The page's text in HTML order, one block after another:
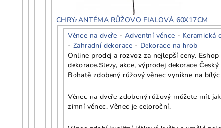
CHRYzANTÉMA RŮŽOVO FIALOVÁ 60X17CM
Věnce na dveře -Adventní věnce - Keramická
-Zahradní dekorace - Dekorace na hrob
Online prodej a rozvoz za nejlepší ceny.
dekorace.Slevy, akce, výprodej dekorace
Bohatě zdobený růžový věnec vynikne na
Věnec na dveře zdobený růžový můžete mít
zimní věnec. Věnec je celoroční.